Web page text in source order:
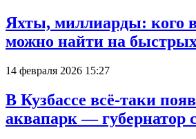
Яхты, миллиарды: кого
можно найти на
14 февраля 2026 15:27
В Кузбассе всё-таки
аквапарк — губернатор